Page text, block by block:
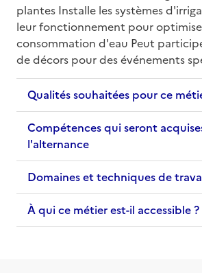
plantes Installe les systèmes
leur fonctionnement pour
consommation d'eau Peut
de décors pour des événements
Qualités souhaitées pour ce
Compétences qui seront
l'alternance
Domaines et techniques de
À qui ce métier est-il accessible ?